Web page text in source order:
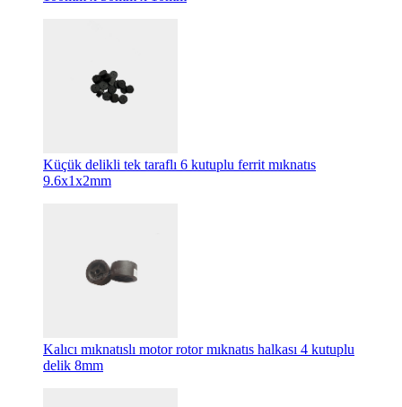
Küçük delikli tek taraflı 6 kutuplu ferrit mıknatıs
9.6x1x2mm
Kalıcı mıknatıslı motor rotor mıknatıs halkası 4 kutuplu
delik 8mm